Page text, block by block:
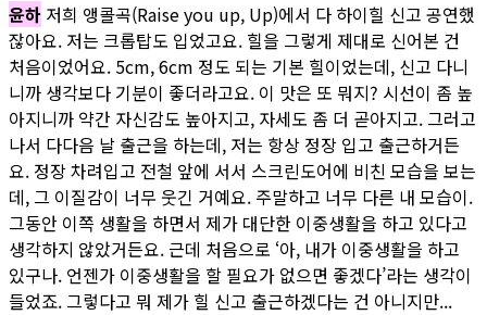
윤하 저희 앵콜곡(Raise you up, Up)에서 다 하이힐 신고 공연했
잖아요. 저는 크롭탑도 입었고요. 힐을 그렇게 제대로 신어본 건
처음이었어요. 5cm, 6cm 정도 되는 기본 힐이었는데, 신고 다니
니까 생각보다 기분이 좋더라고요. 이 맛은 또 뭐지? 시선이 좀 높
아지니까 약간 자신감도 높아지고, 자세도 좀 더 곧아지고. 그러고
나서 다다음 날 출근을 하는데, 저는 항상 정장 입고 출근하거든
요. 정장 차려입고 전철 앞에 서서 스크린도어에 비친 모습을 보는
데, 그 이질감이 너무 웃긴 거예요. 주말하고 너무 다른 내 모습이.
그동안 이쪽 생활을 하면서 제가 대단한 이중생활을 하고 있다고
생각하지 않았거든요. 근데 처음으로 ‘아, 내가 이중생활을 하고
있구나. 언젠가 이중생활을 할 필요가 없으면 좋겠다’라는 생각이
들었죠. 그렇다고 뭐 제가 힐 신고 출근하겠다는 건 아니지만...